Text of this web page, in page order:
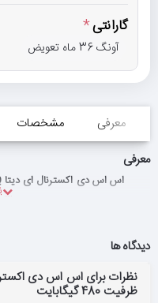
گارانتی
آونگ 36 ماه تعویض
معرفی مشخصات
معرفی
اس اس دی اکسترنال ای دیتا AData SD600Q ظرفیت 480 گیگابایت
دیدگاه ها
ظرفیت 480 گیگابایت